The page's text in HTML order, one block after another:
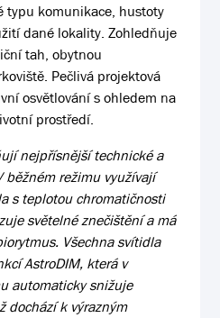
typu komunikace, hustoty
dané lokality. Zohledňuje
tah, obytnou
Pečlivá projektová
osvětlování s ohledem na
prostředí.
nejpřísnější technické a
běžném režimu využívají
s teplotou chromatičnosti
světelné znečištění a má
Všechna svítidla
AstroDIM, která v
automaticky snižuje
dochází k výrazným